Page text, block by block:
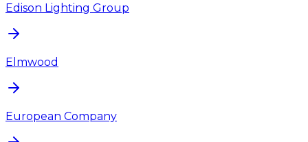
Edison Lighting Group
Elmwood
European Company